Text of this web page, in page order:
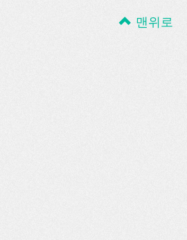
맨위로